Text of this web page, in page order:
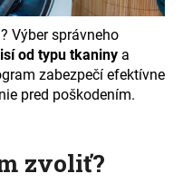
Výber správneho
od typu tkaniny a
zabezpečí efektívne
pred poškodením.
zvoliť?